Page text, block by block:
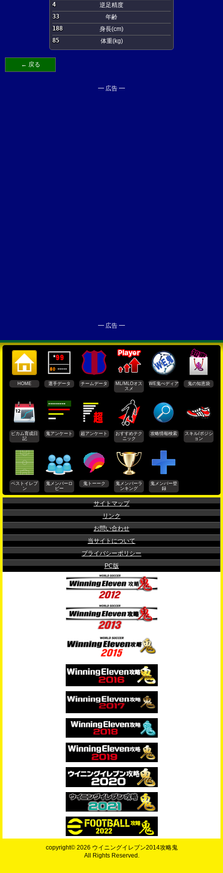
4
逆足精度
33
年齢
188
身長(cm)
85
体重(kg)
← 戻る
━ 広告 ━
━ 広告 ━
HOME 選手データ チームデータ
ML/MLOオス
スメ
WE鬼ぺディア 鬼の知恵袋
ビカム育成日
記
鬼アンケート 超アンケート
おすすめテク
ニック
攻略情報検索
スキル/ポジシ
ョン
ベストイレブ
ン
鬼メンバーロ
ビー
鬼トーーク
鬼メンバーラ
ンキング
鬼メンバー登
録
サイトマップ
リンク
お問い合わせ
当サイトについて
プライバシーポリシー
PC版
copyright© 2026 ウイニングイレブン2014攻略鬼
All Rights Reserved.